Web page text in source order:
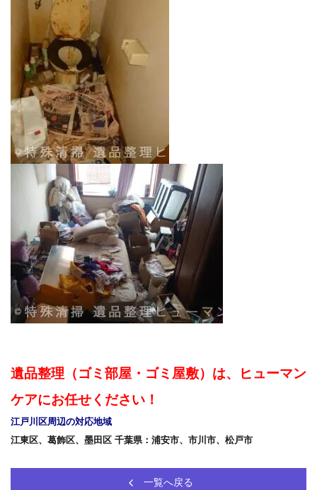
遺品整理（ゴミ部屋・ゴミ屋敷）は、ヒューマン
ケアにお任せください！
江戸川区周辺の対応地域
江東区、葛飾区、墨田区 千葉県：浦安市、市川市、松戸市
一覧へ戻る